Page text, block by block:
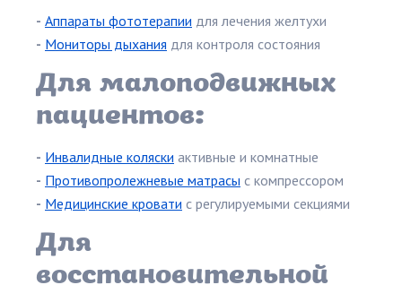
- Аппараты фототерапии для лечения желтухи
- Мониторы дыхания для контроля состояния
Для малоподвижных
пациентов:
- Инвалидные коляски активные и комнатные
- Противопролежневые матрасы с компрессором
- Медицинские кровати с регулируемыми секциями
Для
восстановительной